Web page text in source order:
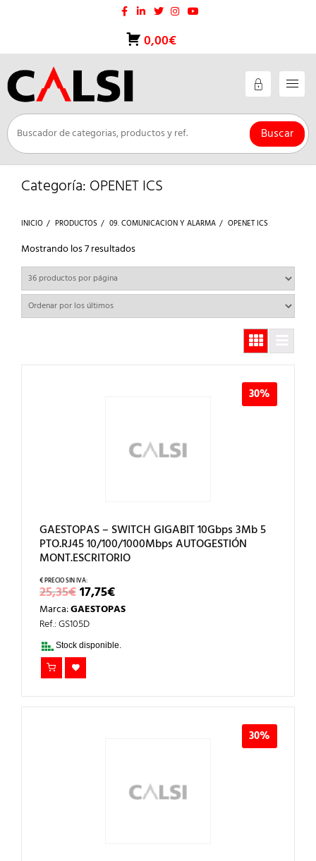
0,00€
Buscar
Categoría: OPENET ICS
INICIO PRODUCTOS 09. COMUNICACION Y ALARMA OPENET ICS
Mostrando los 7 resultadosOrdenado
por
últimos
30%
GAESTOPAS – SWITCH GIGABIT 10Gbps 3Mb 5
PTO.RJ45 10/100/1000Mbps AUTOGESTIÓN
MONT.ESCRITORIO
25,35€EL
PRECIO
ORIGINAL
ERA:
25,35€.
17,75€EL
PRECIO
ACTUAL
Marca:GAESTOPAS
Ref.: GS105D
Stock disponible.
30%